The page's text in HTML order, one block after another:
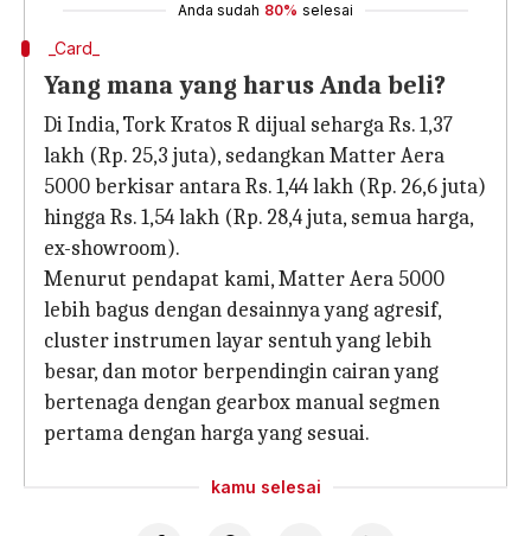
Anda sudah 80% selesai
_Card_
Yang mana yang harus Anda beli?
Di India, Tork Kratos R dijual seharga Rs. 1,37
lakh (Rp. 25,3 juta), sedangkan Matter Aera
5000 berkisar antara Rs. 1,44 lakh (Rp. 26,6 juta)
hingga Rs. 1,54 lakh (Rp. 28,4 juta, semua harga,
ex-showroom).
Menurut pendapat kami, Matter Aera 5000
lebih bagus dengan desainnya yang agresif,
cluster instrumen layar sentuh yang lebih
besar, dan motor berpendingin cairan yang
bertenaga dengan gearbox manual segmen
pertama dengan harga yang sesuai.
kamu selesai